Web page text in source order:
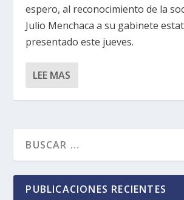
espero, al reconocimiento de la
Julio Menchaca a su gabinete
presentado este jueves.
LEE MAS
PUBLICACIONES RECIENTES